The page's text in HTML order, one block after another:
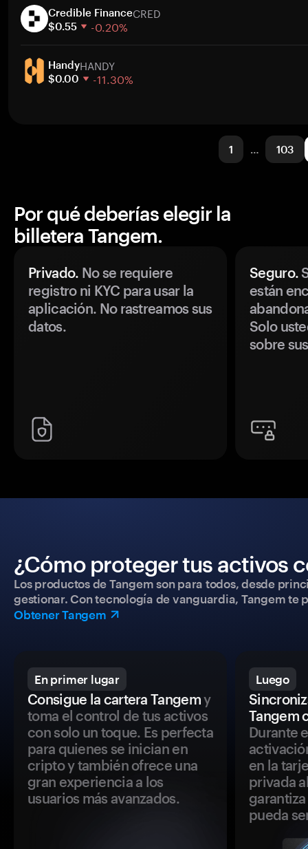
30 días
Capitalización de mercado
Credible FinanceCRED
$0.55 -0.20%
30 días
Capitalización de mercado
HandyHANDY
$0.00 -11.30%
1 … 103
Por qué deberías elegir la
billetera Tangem.
Privado. No se requiere
registro ni KYC para usar la
aplicación. No rastreamos sus
datos.
Seguro.
están
Solo
sobre
¿Cómo proteger tus activos
Los productos de Tangem son para todos, desde
gestionar. Con tecnología de vanguardia, Tangem
Obtener Tangem
En primer lugar
Consigue la cartera Tangemy
toma el control de tus activos
con solo un toque. Es perfecta
para quienes se inician en
cripto y también ofrece una
gran experiencia a los
usuarios más avanzados.
Luego
Tangem
Durante
en la
privada
pueda